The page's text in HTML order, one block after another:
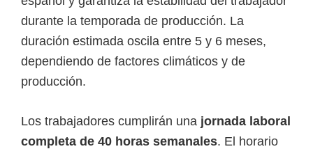
durante la temporada de producción. La
duración estimada oscila entre 5 y 6 meses,
dependiendo de factores climáticos y de
producción.
Los trabajadores cumplirán una jornada laboral
completa de 40 horas semanales. El horario